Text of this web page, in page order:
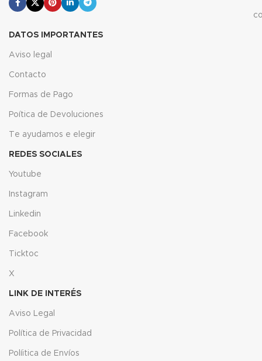
DATOS IMPORTANTES
Aviso legal
Contacto
Formas de Pago
Poítica de Devoluciones
Te ayudamos e elegir
REDES SOCIALES
Youtube
Instagram
Linkedin
Facebook
Ticktoc
X
LINK DE INTERÉS
Aviso Legal
Política de Privacidad
Políitica de Envíos